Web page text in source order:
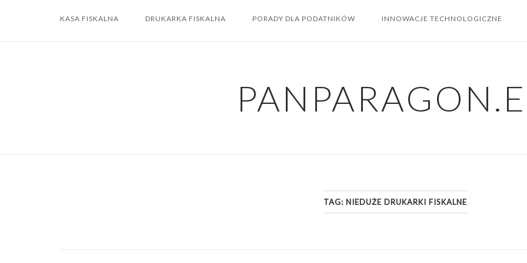
KASA FISKALNA DRUKARKA FISKALNA PORADY DLA PODATNIKÓW INNOWACJE TECHNOLOGICZNE
TAG: NIEDUŻE DRUKARKI FISKALNE